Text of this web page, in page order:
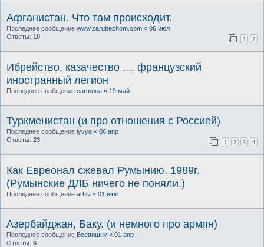
Афганистан. Что там происходит.
Последнее сообщение www.zarubezhom.com « 06 июл
Ответы: 10 1 2
Ибрейство, казачество .... французский
иностранный легион
Последнее сообщение carmona « 19 май
Туркменистан (и про отношения с Россией)
Последнее сообщение lyvya « 06 апр
Ответы: 23 1 2 3 4
Как Евреонал сжевал Румынию. 1989г.
(Румынские ДЛБ ничего не поняли.)
Последнее сообщение arhiv « 01 июл
Азербайджан, Баку. (и немного про армян)
Последнее сообщение Всевишну « 01 апр
Ответы: 6